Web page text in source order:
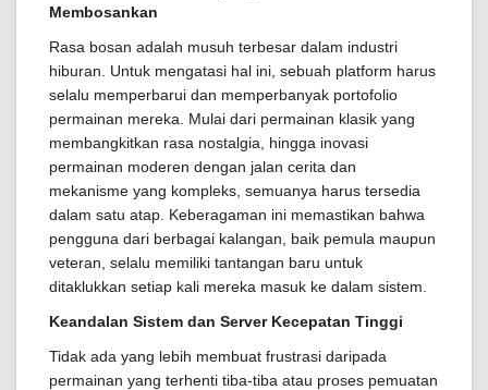
Membosankan
Rasa bosan adalah musuh terbesar dalam industri
hiburan. Untuk mengatasi hal ini, sebuah platform harus
selalu memperbarui dan memperbanyak portofolio
permainan mereka. Mulai dari permainan klasik yang
membangkitkan rasa nostalgia, hingga inovasi
permainan moderen dengan jalan cerita dan
mekanisme yang kompleks, semuanya harus tersedia
dalam satu atap. Keberagaman ini memastikan bahwa
pengguna dari berbagai kalangan, baik pemula maupun
veteran, selalu memiliki tantangan baru untuk
ditaklukkan setiap kali mereka masuk ke dalam sistem.
Keandalan Sistem dan Server Kecepatan Tinggi
Tidak ada yang lebih membuat frustrasi daripada
permainan yang terhenti tiba-tiba atau proses pemuatan